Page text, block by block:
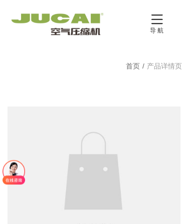

导 航
首页 / 产品详情页